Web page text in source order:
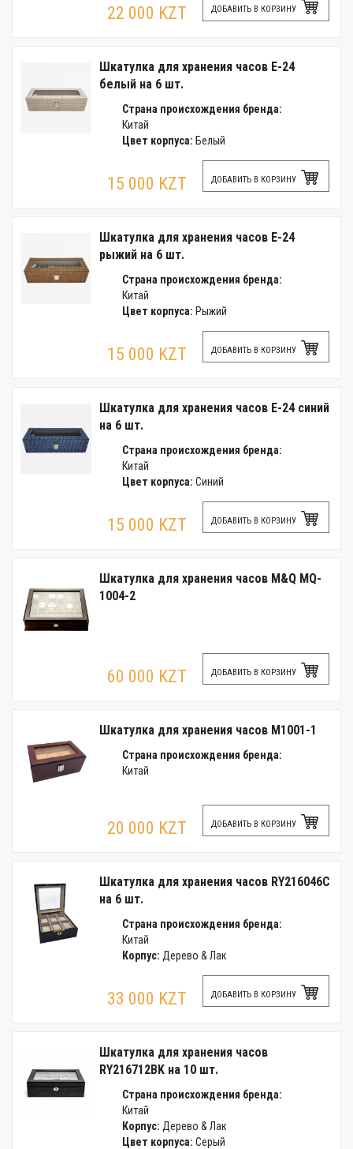
22 000 KZT ДОБАВИТЬ В КОРЗИНУ
Шкатулка для хранения часов E-24
белый на 6 шт.
Страна происхождения бренда:
Китай
Цвет корпуса: Белый
15 000 KZT ДОБАВИТЬ В КОРЗИНУ
Шкатулка для хранения часов E-24
рыжий на 6 шт.
Страна происхождения бренда:
Китай
Цвет корпуса: Рыжий
15 000 KZT ДОБАВИТЬ В КОРЗИНУ
Шкатулка для хранения часов E-24 синий
на 6 шт.
Страна происхождения бренда:
Китай
Цвет корпуса: Синий
15 000 KZT ДОБАВИТЬ В КОРЗИНУ
Шкатулка для хранения часов M&Q MQ-
1004-2
60 000 KZT ДОБАВИТЬ В КОРЗИНУ
Шкатулка для хранения часов M1001-1
Страна происхождения бренда:
Китай
20 000 KZT ДОБАВИТЬ В КОРЗИНУ
Шкатулка для хранения часов RY216046C
на 6 шт.
Страна происхождения бренда:
Китай
Корпус: Дерево & Лак
33 000 KZT ДОБАВИТЬ В КОРЗИНУ
Шкатулка для хранения часов
RY216712BK на 10 шт.
Страна происхождения бренда:
Китай
Корпус: Дерево & Лак
Цвет корпуса: Серый